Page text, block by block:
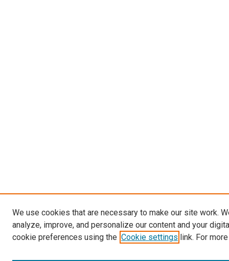
We use cookies that are necessary to make our site work.
analyze, improve, and personalize our content and your
cookie preferences using the Cookie settings link. For